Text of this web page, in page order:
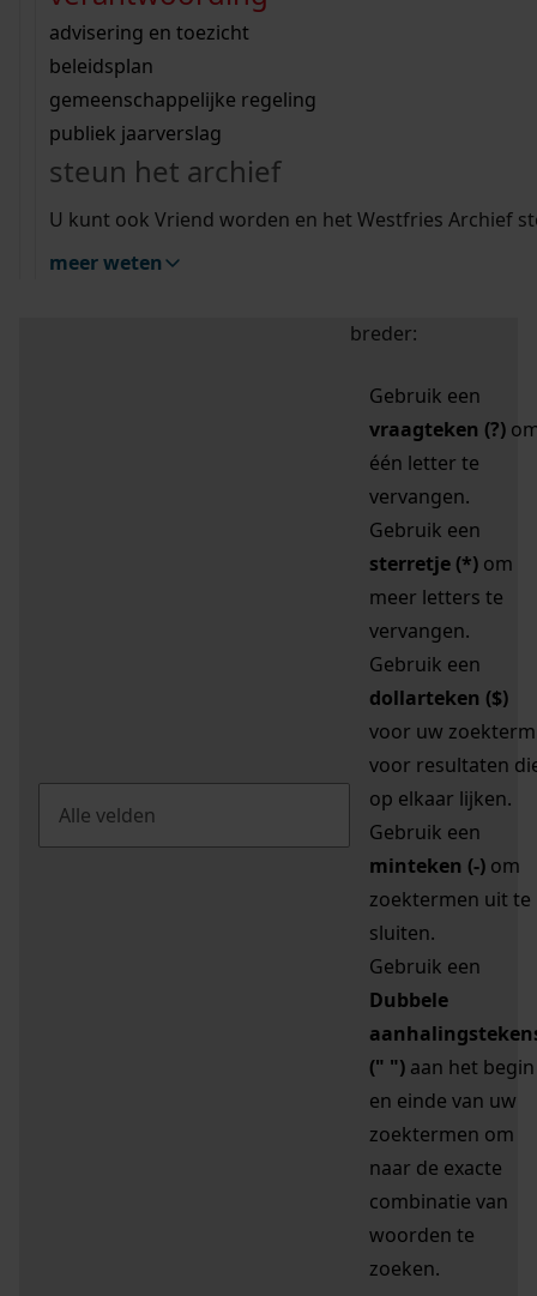
bouwvergunningen
omgevingsvergunningen
vergunningen
beeld en geluid
uitleg nodig?
Wij helpen u op weg met een aantal zoektips.
bekijk alle zoektips
Wij helpen u op weg met een aantal zoektips.
bekijk alle zoektips
bekijk ons geschiedenislokaal
advisering en toezicht
beleidsplan
gemeenschappelijke regeling
publiek jaarverslag
steun het archief
U kunt ook Vriend worden en het Westfries Archief
meer weten
zoektips
Mijn Studiezaal (inloggen)
uw zoekopdracht te
breder:
Gebruik een
vraagteken (?)
één letter te
vervangen.
Gebruik een
sterretje (*) om
meer letters te
vervangen.
Gebruik een
dollarteken ($)
voor uw zoekterm
voor resultaten
op elkaar lijken.
Gebruik een
minteken (-) om
zoektermen uit te
sluiten.
Gebruik een
Dubbele
(" ") aan het begin
en einde van uw
zoektermen om
naar de exacte
combinatie van
woorden te
zoeken.